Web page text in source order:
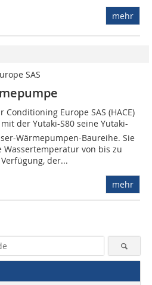
mehr
SAS
Conditioning Europe SAS (HACE)
der Yutaki-S80 seine Yutaki-
Wärmepumpen-Baureihe. Sie
Wassertemperatur von bis zu
der...
mehr